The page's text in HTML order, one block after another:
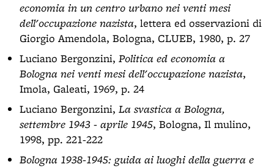
economia in un centro urbano nei venti mesi
dell'occupazione nazista, lettera ed osservazioni di
Giorgio Amendola, Bologna, CLUEB, 1980, p. 27
Luciano Bergonzini, Politica ed economia a
Bologna nei venti mesi dell'occupazione nazista,
Imola, Galeati, 1969, p. 24
Luciano Bergonzini, La svastica a Bologna,
settembre 1943 - aprile 1945, Bologna, Il mulino,
1998, pp. 221-222
Bologna 1938-1945: guida ai luoghi della guerra e